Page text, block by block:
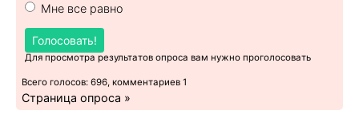
Мне все равно
Голосовать!
Для просмотра результатов опроса вам нужно проголосовать
Всего голосов: 696, комментариев 1
Страница опроса »